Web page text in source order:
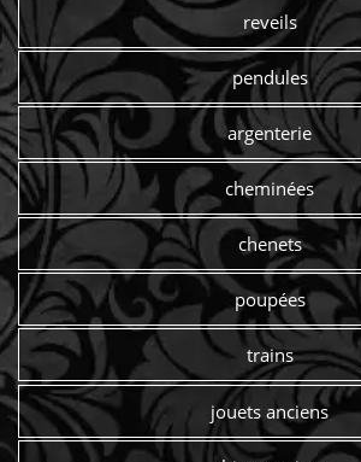
reveils
pendules
argenterie
cheminées
chenets
poupées
trains
jouets anciens